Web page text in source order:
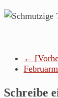
←
Schreibe